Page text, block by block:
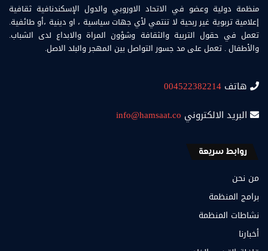
منظمة دولية وعضو في الاتحاد الاوروبي والدول الإسكندنافية ثقافية
إعلامية تربوية غير ربحية لا تنتمي لأي جهات سياسية ، او دينية ،أو طائفية.
تعمل في حقول التربية والثقافة وشؤون المراة والابداع لدى الشباب.
والأطفال . تعمل على مد جسور التواصل بين المهجر والبلد الاصل.
هاتف 004522382214
البريد الالكتروني info@hamsaat.co
روابط سريعة
من نحن
برامج المنظمة
نشاطات المنظمة
أخبارنا